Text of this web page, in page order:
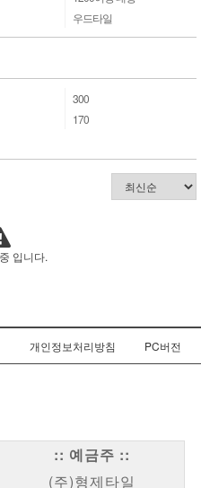
우드타일
300
170
입니다.
개인정보처리방침 PC버전
:: 예금주 ::
(주)형제타일